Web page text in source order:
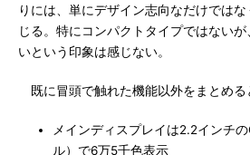
りには、単にデザイン志向なだけでは
じる。特にコンパクトタイプではない
いという印象は感じない。
既に冒頭で触れた機能以外をまとめる
メインディスプレイは2.2インチ
ル）で6万5千色表示